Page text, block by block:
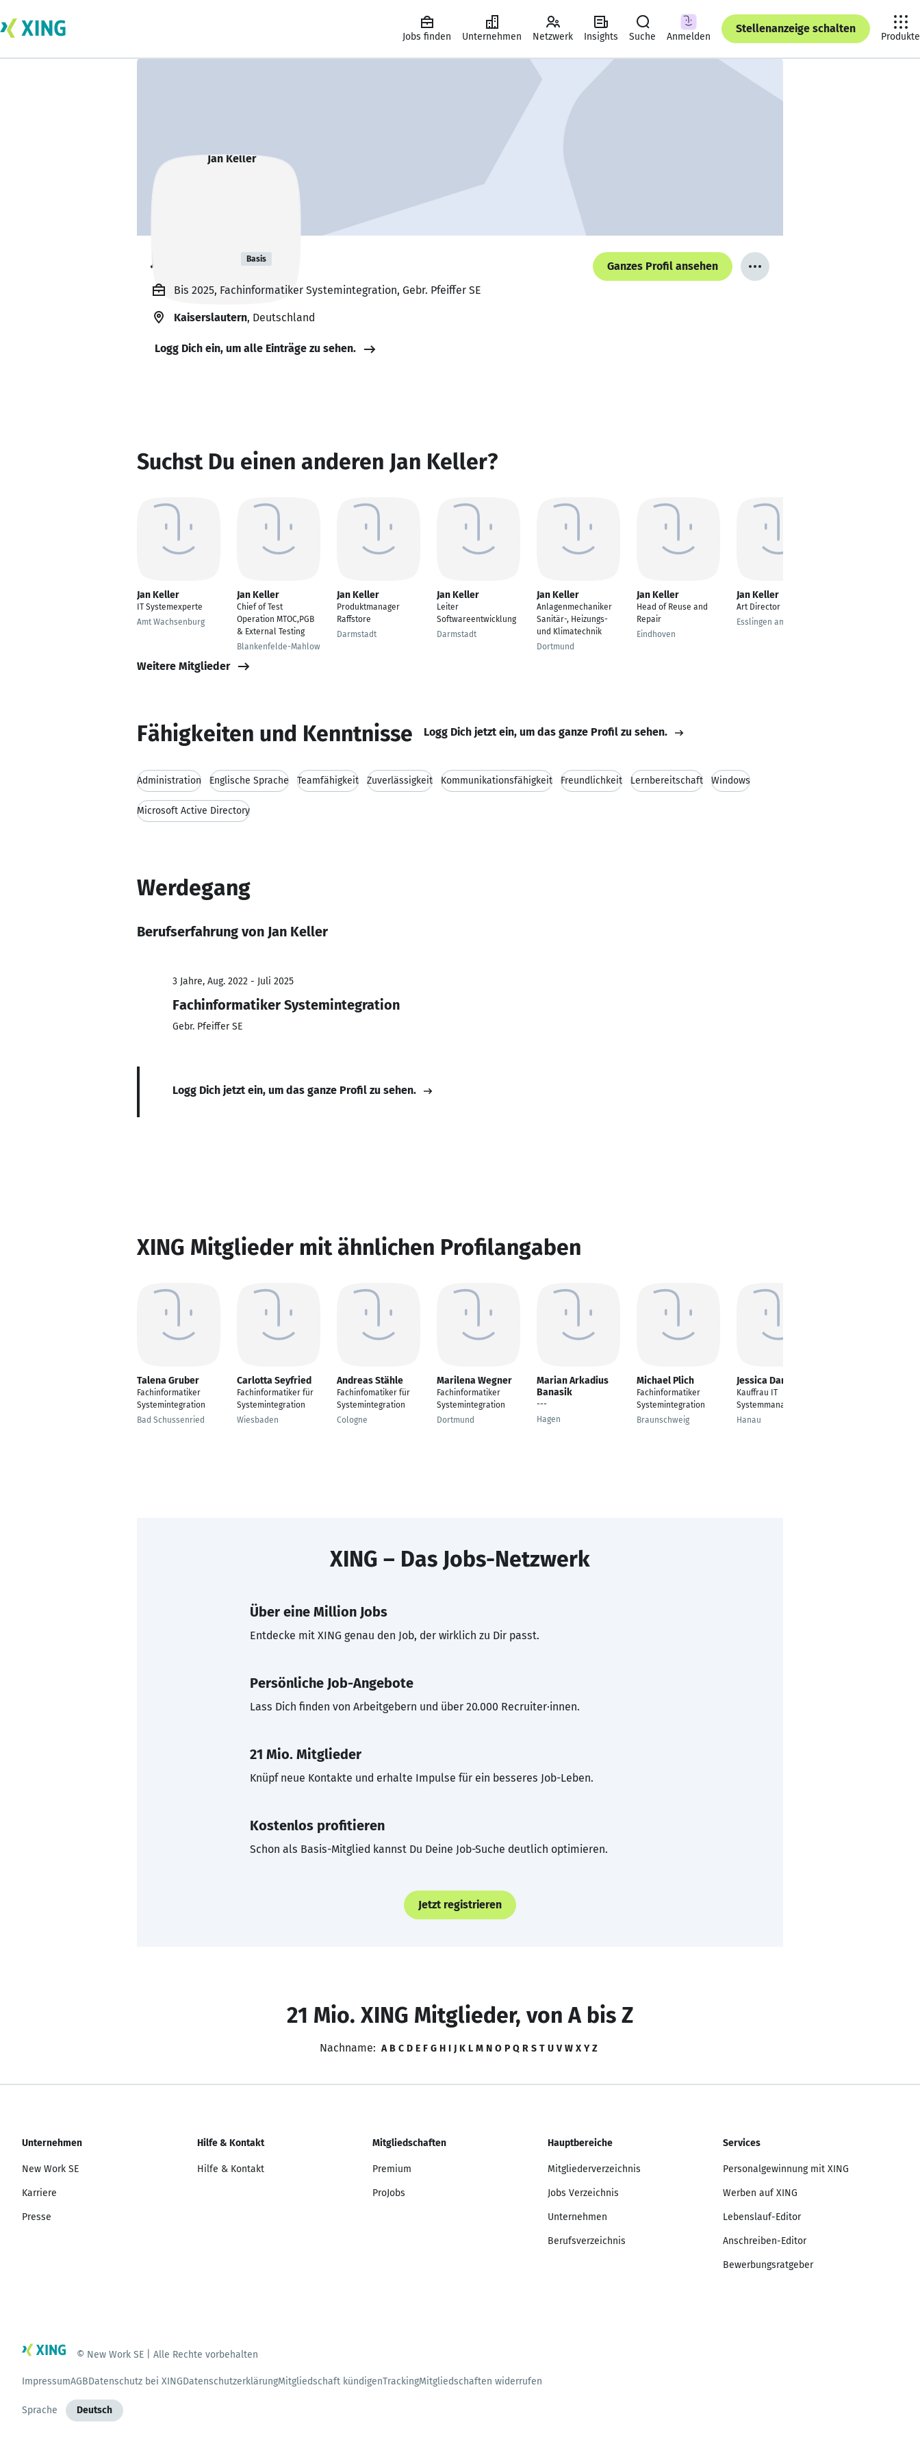
Jobs finden Unternehmen Netzwerk Insights Suche Anmelden
Stellenanzeige schalten
Produkte
Jan Keller Basis
Ganzes Profil ansehen
Bis 2025, Fachinformatiker Systemintegration, Gebr. Pfeiffer SE
Kaiserslautern, Deutschland
Logg Dich ein, um alle Einträge zu sehen.
Suchst Du einen anderen Jan Keller?
Jan Keller
IT Systemexperte
Amt Wachsenburg
Jan Keller
Chief of Test
Operation MTOC,PGB
& External Testing
Blankenfelde-Mahlow
Jan Keller
Produktmanager
Raffstore
Darmstadt
Jan Keller
Leiter
Softwareentwicklung
Darmstadt
Jan Keller
Anlagenmechaniker
Sanitär-, Heizungs-
und Klimatechnik
Dortmund
Jan Keller
Head of Reuse and
Repair
Eindhoven
Jan Keller
Art Director
Esslingen am Neckar
Weitere Mitglieder
Fähigkeiten und Kenntnisse Logg Dich jetzt ein, um das ganze Profil zu sehen.
Administration Englische Sprache Teamfähigkeit Zuverlässigkeit Kommunikationsfähigkeit Freundlichkeit Lernbereitschaft Windows
Microsoft Active Directory
Werdegang
Berufserfahrung von Jan Keller
3 Jahre, Aug. 2022 - Juli 2025
Fachinformatiker Systemintegration
Gebr. Pfeiffer SE
Logg Dich jetzt ein, um das ganze Profil zu sehen.
XING Mitglieder mit ähnlichen Profilangaben
Talena Gruber
Fachinformatiker
Systemintegration
Bad Schussenried
Carlotta Seyfried
Fachinformatiker für
Systemintegration
Wiesbaden
Andreas Stähle
Fachinfomatiker für
Systemintegration
Cologne
Marilena Wegner
Fachinformatiker
Systemintegration
Dortmund
Marian Arkadius
Banasik
---
Hagen
Michael Plich
Fachinformatiker
Systemintegration
Braunschweig
Jessica Daniela Fey
Kauffrau IT
Systemmanagemant
Hanau
XING – Das Jobs-Netzwerk
Über eine Million Jobs
Entdecke mit XING genau den Job, der wirklich zu Dir passt.
Persönliche Job-Angebote
Lass Dich finden von Arbeitgebern und über 20.000 Recruiter·innen.
21 Mio. Mitglieder
Knüpf neue Kontakte und erhalte Impulse für ein besseres Job-Leben.
Kostenlos profitieren
Schon als Basis-Mitglied kannst Du Deine Job-Suche deutlich optimieren.
Jetzt registrieren
21 Mio. XING Mitglieder, von A bis Z
Nachname: A B C D E F G H I J K L M N O P Q R S T U V W X Y Z
Unternehmen
New Work SE
Karriere
Presse
Hilfe & Kontakt
Hilfe & Kontakt
Mitgliedschaften
Premium
ProJobs
Hauptbereiche
Mitgliederverzeichnis
Jobs Verzeichnis
Unternehmen
Berufsverzeichnis
Services
Personalgewinnung mit XING
Werben auf XING
Lebenslauf-Editor
Anschreiben-Editor
Bewerbungsratgeber
© New Work SE | Alle Rechte vorbehalten
ImpressumAGBDatenschutz bei XINGDatenschutzerklärungMitgliedschaft kündigenTrackingMitgliedschaften widerrufen
Sprache Deutsch